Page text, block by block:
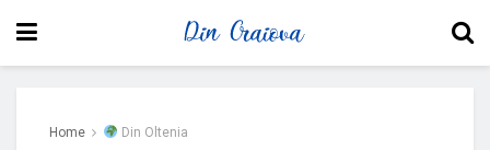
Home Din Oltenia